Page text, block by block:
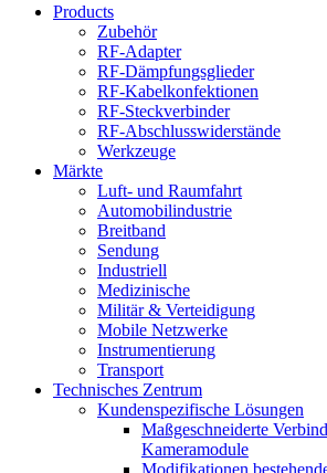
Products
Zubehör
RF-Adapter
RF-Dämpfungsglieder
RF-Kabelkonfektionen
RF-Steckverbinder
RF-Abschlusswiderstände
Werkzeuge
Märkte
Luft- und Raumfahrt
Automobilindustrie
Breitband
Sendung
Industriell
Medizinische
Militär & Verteidigung
Mobile Netzwerke
Instrumentierung
Transport
Technisches Zentrum
Kundenspezifische Lösungen
Maßgeschneiderte
Kameramodule
Modifikationen